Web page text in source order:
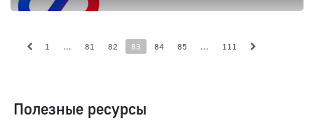
1 ... 81 82 83 84 85 ... 111
Полезные ресурсы